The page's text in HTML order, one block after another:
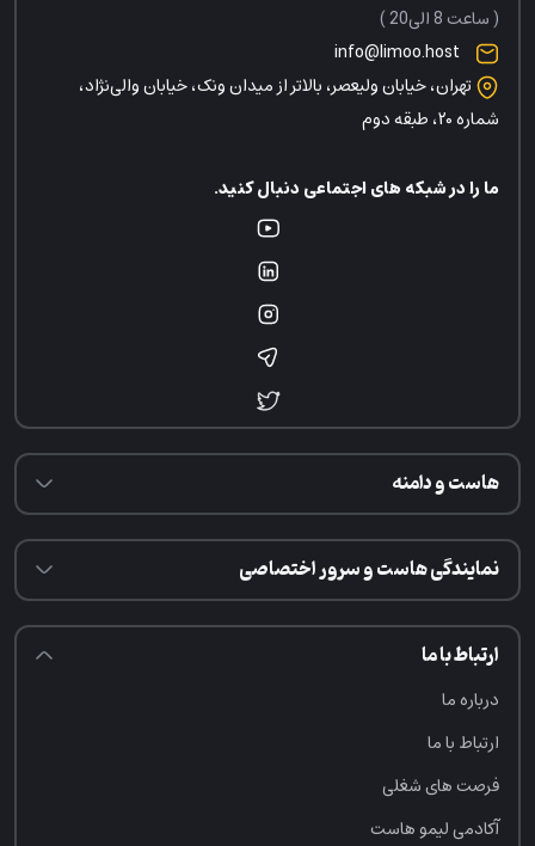
هاست و دامنه
نمایندگی هاست و سرور اختصاصی
ارتباط با ما
درباره ما
ارتباط با ما
فرصت‌ های شغلی
آکادمی لیمو هاست
( ساعت 8 الی20 )
info@limoo.host
تهران، خیابان ولیعصر، بالاتر از میدان ونک، خیابان والی‌نژاد،
شماره ۲۰، طبقه دوم
ما را در شبکه های اجتماعی دنبال کنید.